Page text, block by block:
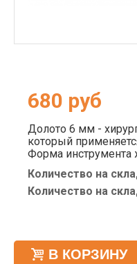
680 руб
Долото 6 мм -
который
Форма инструмента
плоская, с
лучшего захвата.
желобка
твердых тканях, так
оперативных
Количество на
Количество на